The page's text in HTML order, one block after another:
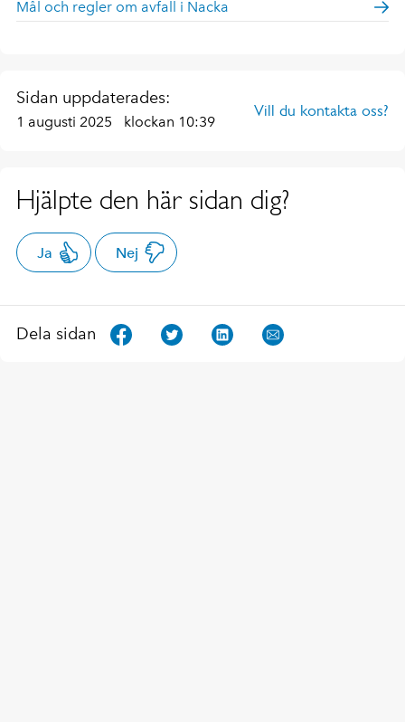
Mål och regler om avfall i Nacka
Sidan uppdaterades:
1 augusti 2025 klockan 10:39
Vill du kontakta oss?
Hjälpte den här sidan dig?
Ja Nej
Dela sidan